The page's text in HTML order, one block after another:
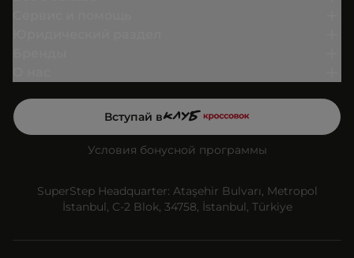
Вступай в
Условия бонусной программы
SuperStep Headquarter: Ataşehir Bulvarı, Metropol
İstanbul, C-2 Blok, 34758, İstanbul, Türkiye